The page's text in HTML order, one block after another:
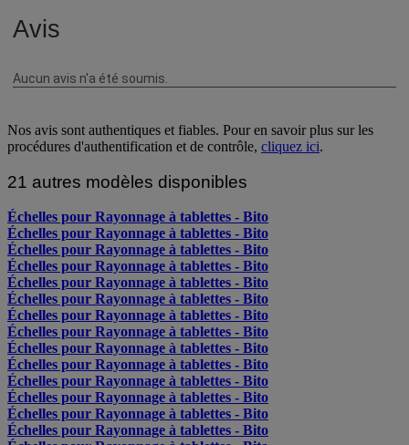
Nos avis sont authentiques et fiables. Pour en savoir plus sur les
procédures d'authentification et de contrôle, cliquez ici.
21 autres modèles disponibles
Échelles pour Rayonnage à tablettes - Bito
Échelles pour Rayonnage à tablettes - Bito
Échelles pour Rayonnage à tablettes - Bito
Échelles pour Rayonnage à tablettes - Bito
Échelles pour Rayonnage à tablettes - Bito
Échelles pour Rayonnage à tablettes - Bito
Échelles pour Rayonnage à tablettes - Bito
Échelles pour Rayonnage à tablettes - Bito
Échelles pour Rayonnage à tablettes - Bito
Échelles pour Rayonnage à tablettes - Bito
Échelles pour Rayonnage à tablettes - Bito
Échelles pour Rayonnage à tablettes - Bito
Échelles pour Rayonnage à tablettes - Bito
Échelles pour Rayonnage à tablettes - Bito